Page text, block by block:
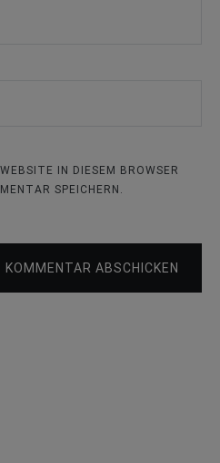
IN DIESEM BROWSER
SPEICHERN.
KOMMENTAR ABSCHICKEN